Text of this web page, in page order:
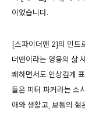
이었습니다.
[스파이더맨 2]의 인트
더맨이라는 영웅의 삶
쾌하면서도 인상깊게
들은 피터 파커라는 소
애와 생활고, 보통의